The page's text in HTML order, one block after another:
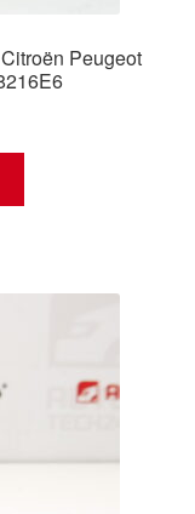
Peugeot